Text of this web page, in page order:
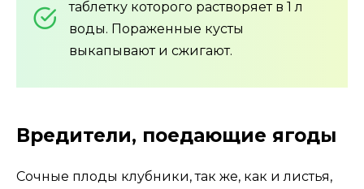
таблетку которого растворяет в 1 л
воды. Пораженные кусты
выкапывают и сжигают.
Вредители, поедающие ягоды
Сочные плоды клубники, так же, как и листья,